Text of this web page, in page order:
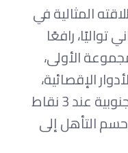
المثالية في
تواليًا، رافعًا
المجموعة الأولى،
الإقصائية،
فيما تجمد رصيد منتخب كوريا الجنوبية عند 3 نقاط
حسم التأهل إلى